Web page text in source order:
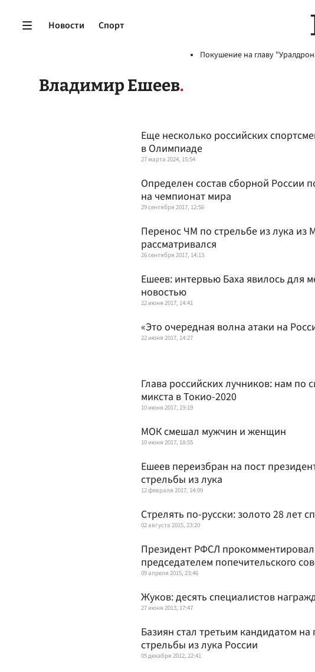
Новости Спорт
Покушение на главу
Владимир Ешеев
Еще несколько российских
в Олимпиаде
27 марта 2024, 15:54
Определен состав сборной России
на чемпионат мира
29 сентября 2017, 12:56
Перенос ЧМ по стрельбе из лука из
рассматривался
26 сентября 2017, 14:13
Ешеев: интервью Баха явилось для
новостью
22 июня 2017, 14:41
«Это очередная волна атаки на
22 июня 2017, 14:27
Глава российских лучников: нам по
микста в Токио-2020
10 июня 2017, 19:19
МОК смешал мужчин и женщин
10 июня 2017, 18:55
Ешеев переизбран на пост
стрельбы из лука
12 февраля 2017, 14:09
Стрелять по-русски: золото 28 лет
02 августа 2015, 23:20
Президент РФСЛ
председателем попечительского
09 апреля 2015, 23:46
Жуков: десять специалистов
27 июня 2013, 17:47
Базиян стал третьим кандидатом
стрельбы из лука России
05 декабря 2012, 22:41